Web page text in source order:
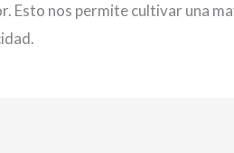
Esto nos permite cultivar una